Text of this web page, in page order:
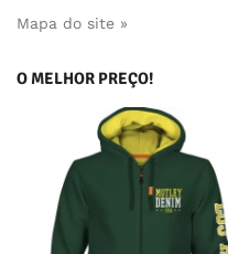
Mapa do site »
O MELHOR PREÇO!